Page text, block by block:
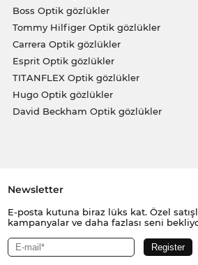
Boss Optik gözlükler
Tommy Hilfiger Optik gözlükler
Carrera Optik gözlükler
Esprit Optik gözlükler
TITANFLEX Optik gözlükler
Hugo Optik gözlükler
David Beckham Optik gözlükler
Newsletter
E-posta kutuna biraz lüks kat. Özel
kampanyalar ve daha fazlası seni